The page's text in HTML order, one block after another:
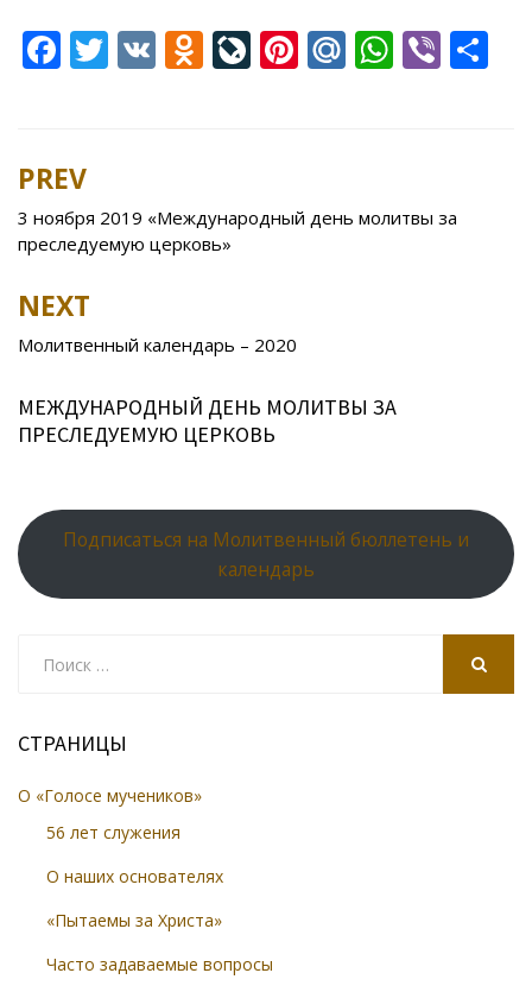
F
b
o
o
T V O
kl
as
ki
Li
u
r
Pi
st
M
u
W
A
p
Vi
Post
navigation
PREV
3 ноября 2019 «Международный день молитвы за
преследуемую церковь»
NEXT
Молитвенный календарь – 2020
МЕЖДУНАРОДНЫЙ ДЕНЬ МОЛИТВЫ ЗА
ПРЕСЛЕДУЕМУЮ ЦЕРКОВЬ
Подписаться на Молитвенный бюллетень и
календарь
СТРАНИЦЫ
О «Голосе мучеников»
56 лет служения
О наших основателях
«Пытаемы за Христа»
Часто задаваемые вопросы